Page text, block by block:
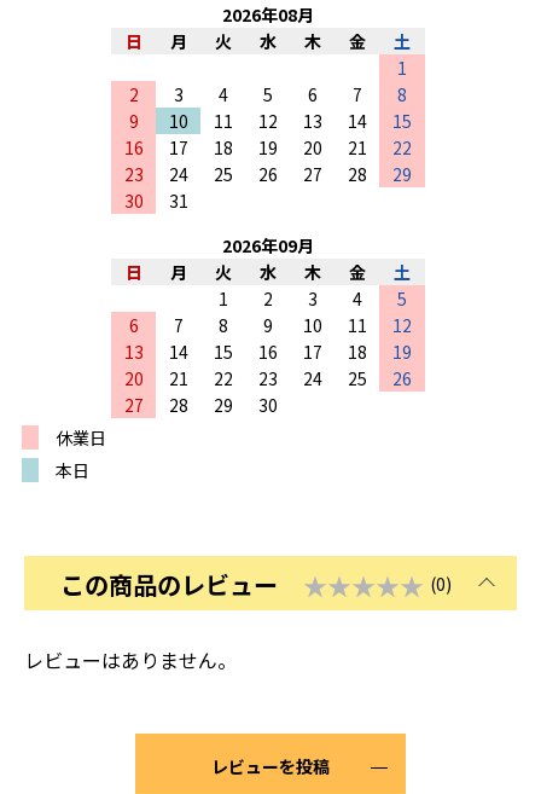
2026年08月
日
月 火 水 木 金
土
1
2
3 4 5 6 7
8
9
10 11 12 13 14
15
16
17 18 19 20 21
22
23
24 25 26 27 28
29
30
31
2026年09月
日
月 火 水 木 金
土
1
2 3 4
5
6
7 8 9 10 11
12
13
14 15 16 17 18
19
20
21 22 23 24 25
26
27
28 29
30
休業日
本日
この商品のレビュー ★★★★★ (0)
レビューはありません。
レビューを投稿